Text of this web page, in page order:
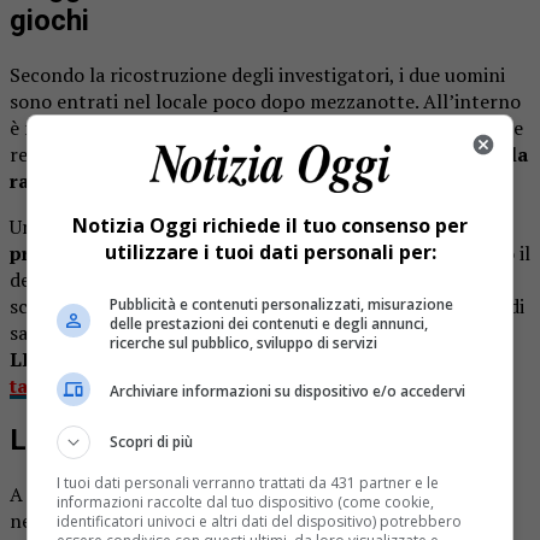
giochi
Secondo la ricostruzione degli investigatori, i due uomini
sono entrati nel locale poco dopo mezzanotte. All’interno
è nata una colluttazione con il gestore, un cittadino cinese
residente in città,colpito con diversi fendenti durante la
rapina
Una coltellataha raggiunto il fianco della vittima
provocando una grave ferita al torace. Dopo aver preso il
denaro contenuto nella cambiamonete, i rapinatori sono
scappati in auto lasciando il titolare a terra in una pozza di
sangue.
LEGGI ANCHE:
Tenta di rapinare una sala slot con un
tagliaunghie: 23enne arrestato
La fuga e l’arresto a Serravalle
A dare l’allarme è stato un cliente arrivato poco dopo
nell’esercizio commerciale. Sul posto sono intervenuti i
Notizia Oggi richiede il tuo consenso per
utilizzare i tuoi dati personali per:
Pubblicità e contenuti personalizzati, misurazione
delle prestazioni dei contenuti e degli annunci,
ricerche sul pubblico, sviluppo di servizi
Archiviare informazioni su dispositivo e/o accedervi
Scopri di più
I tuoi dati personali verranno trattati da 431 partner e le
informazioni raccolte dal tuo dispositivo (come cookie,
identificatori univoci e altri dati del dispositivo) potrebbero